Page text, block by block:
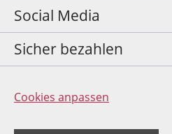
Social Media
Sicher bezahlen
Cookies anpassen